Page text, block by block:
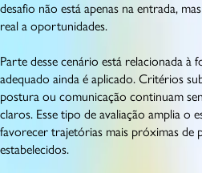
desafio não está apenas na entrada,
real a oportunidades.
Parte desse cenário está relacionada
adequado ainda é aplicado. Critérios
postura ou comunicação continuam
claros. Esse tipo de avaliação amplia o
favorecer trajetórias mais próximas de
estabelecidos.